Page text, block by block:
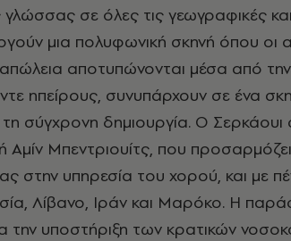
σε όλες τις γεωγραφικές και
μια πολυφωνική σκηνή όπου οι
αποτυπώνονται μέσα από την
ηπείρους, συνυπάρχουν σε ένα
σύγχρονη δημιουργία. Ο Σερκάουι
Αμίν Μπεντριουίτς, που
στην υπηρεσία του χορού, και με
Λίβανο, Ιράν και Μαρόκο. Η
την υποστήριξη των κρατικών